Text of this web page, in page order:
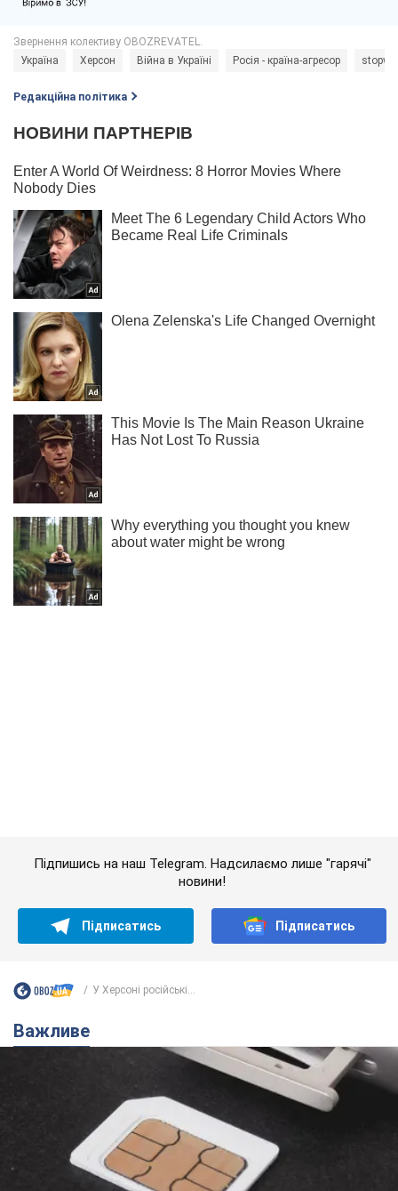
Україна Херсон Війна в Україні Росія - країна-агресор
Редакційна політика
Українці масово переносять свої мобільні
номери на одного й того самого оператора: на
який найчастіше переходять
Мобільні тарифи досягли критичної межі
63,4 т.
Українців планують виселяти з